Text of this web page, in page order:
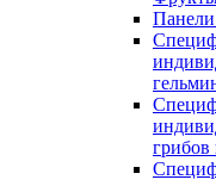
грибов